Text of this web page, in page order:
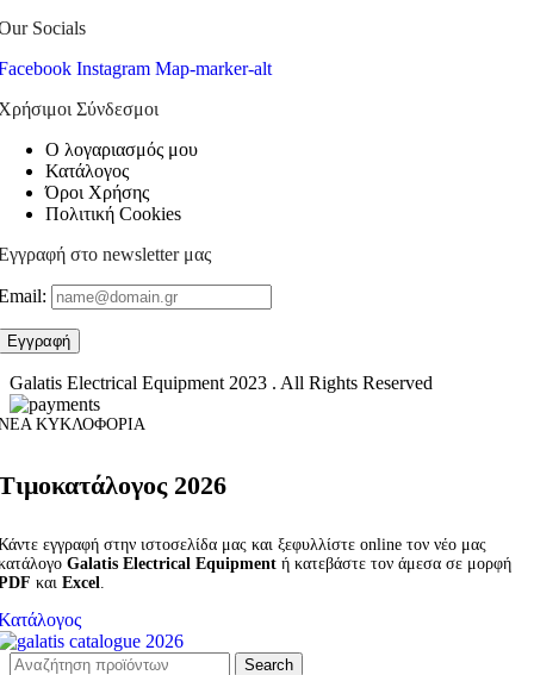
Socials
Instagram Map-marker-alt
Σύνδεσμοι
Ο λογαριασμός μου
Κατάλογος
Όροι Χρήσης
Πολιτική Cookies
στο newsletter μας
Galatis Electrical Equipment2023 . All Rights Reserved
ΚΥΚΛΟΦΟΡΙΑ
2026
εγγραφή στην ιστοσελίδα μας και ξεφυλλίστε online τον νέο μας
Galatis Electrical Equipment ή κατεβάστε τον άμεσα σε μορφή
και Excel
Search